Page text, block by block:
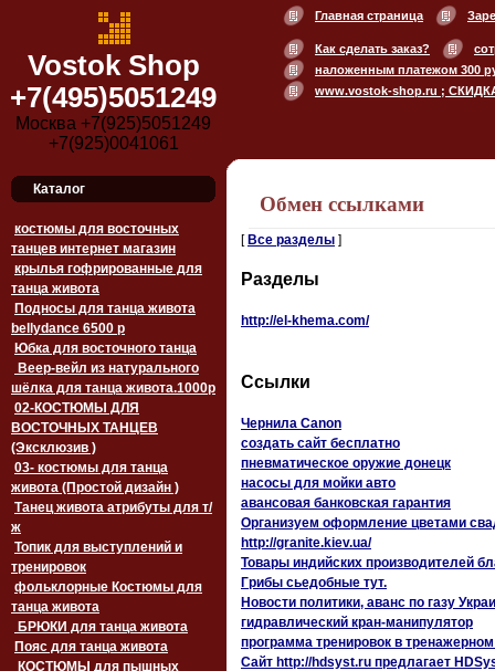
Vostok Shop
+7(495)5051249
Москва +7(925)5051249
+7(925)0041061
Главная страница
Как сделать заказ?
наложенным платежом 300
www.vostok-shop.ru ;
Каталог
костюмы для восточных
танцев интернет магазин
крылья гофрированные для
танца живота
Подносы для танца живота
bellydance 6500 p
Юбка для восточного танца
Веер-вейл из натурального
шёлка для танца живота.1000p
02-КОСТЮМЫ ДЛЯ
ВОСТОЧНЫХ ТАНЦЕВ
(Эксклюзив )
03- костюмы для танца
живота (Простой дизайн )
Танец живота атрибуты для т/
ж
Топик для выступлений и
тренировок
фольклорные Костюмы для
танца живота
БРЮКИ для танца живота
Пояс для танца живота
Обмен ссылками
[ Все разделы ]
Разделы
http://el-khema.com/
Ссылки
Чернила Canon
создать сайт бесплатно
пневматическое оружие донецк
насосы для мойки авто
авансовая банковская гарантия
Организуем оформление цветами
http://granite.kiev.ua/
Товары индийских производителей
Грибы сьедобные тут.
Новости политики, аванс по газу
гидравлический кран-манипулятор
программа тренировок в
Сайт http://hdsyst.ru предлагает